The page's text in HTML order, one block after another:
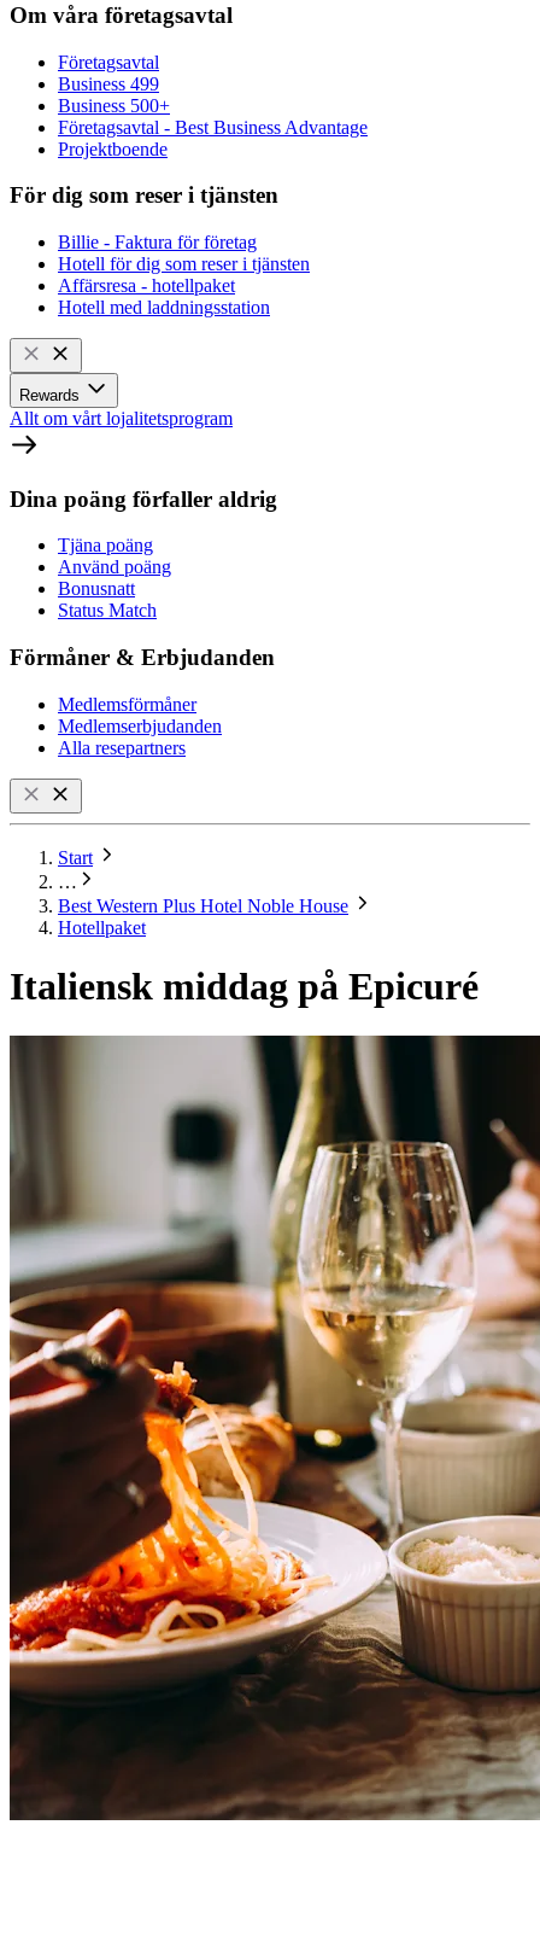
Om våra företagsavtal
Företagsavtal
Business 499
Business 500+
Företagsavtal - Best Business Advantage
Projektboende
För dig som reser i tjänsten
Billie - Faktura för företag
Hotell för dig som reser i tjänsten
Affärsresa - hotellpaket
Hotell med laddningsstation
Rewards
Allt om vårt lojalitetsprogram
Dina poäng förfaller aldrig
Tjäna poäng
Använd poäng
Bonusnatt
Status Match
Förmåner & Erbjudanden
Medlemsförmåner
Medlemserbjudanden
Alla resepartners
Start
…
Best Western Plus Hotel Noble House
Hotellpaket
Italiensk middag på Epicuré